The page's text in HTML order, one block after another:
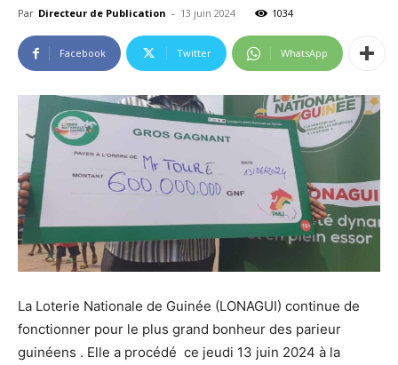
Par Directeur de Publication - 13 juin 2024 1034
Facebook Twitter WhatsApp
La Loterie Nationale de Guinée (LONAGUI) continue de
fonctionner pour le plus grand bonheur des parieur
guinéens . Elle a procédé ce jeudi 13 juin 2024 à la